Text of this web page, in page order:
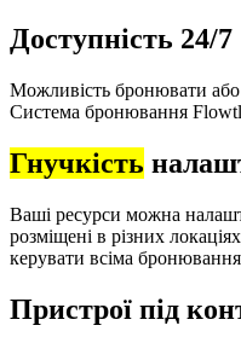
Доступність 24/7
Можливість бронювати або
Система бронювання
Гнучкість
Ваші ресурси можна
розміщені в різних
керувати всіма
Пристрої під